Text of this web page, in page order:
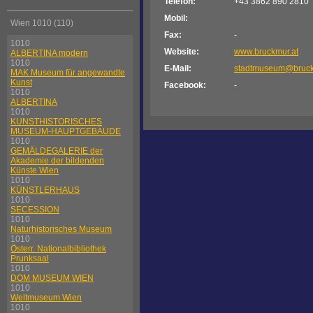
Wien 1010 (110)
1010
ALBERTINA modern
1010
MAK Museum für angewandte
Kunst
1010
ALBERTINA
1010
KUNSTHISTORISCHES
MUSEUM-HAUPTGEBÄUDE
1010
GEMÄLDEGALERIE der
Akademie der bildenden
Künste Wien
1010
KÜNSTLERHAUS
1010
SECESSION
1010
Naturhistorisches Museum
1010
Österr. Nationalbibliothek
Prunksaal
1010
DOM MUSEUM WIEN
1010
Weltmuseum Wien
1010
Mobil:
Fax:
-
Website:
www.bruckmur.at
E-Mail:
Facebook:
-